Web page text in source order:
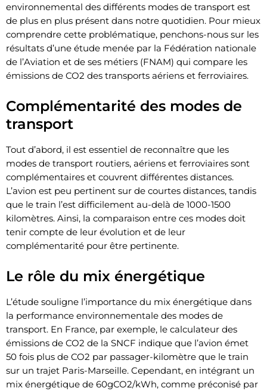
environnemental des différents modes de transport est
de plus en plus présent dans notre quotidien. Pour mieux
comprendre cette problématique, penchons-nous sur les
résultats d’une étude menée par la Fédération nationale
de l’Aviation et de ses métiers (FNAM) qui compare les
émissions de CO2 des transports aériens et ferroviaires.
Complémentarité des modes de
transport
Tout d’abord, il est essentiel de reconnaître que les
modes de transport routiers, aériens et ferroviaires sont
complémentaires et couvrent différentes distances.
L’avion est peu pertinent sur de courtes distances, tandis
que le train l’est difficilement au-delà de 1000-1500
kilomètres. Ainsi, la comparaison entre ces modes doit
tenir compte de leur évolution et de leur
complémentarité pour être pertinente.
Le rôle du mix énergétique
L’étude souligne l’importance du mix énergétique dans
la performance environnementale des modes de
transport. En France, par exemple, le calculateur des
émissions de CO2 de la SNCF indique que l’avion émet
50 fois plus de CO2 par passager-kilomètre que le train
sur un trajet Paris-Marseille. Cependant, en intégrant un
mix énergétique de 60gCO2/kWh, comme préconisé par